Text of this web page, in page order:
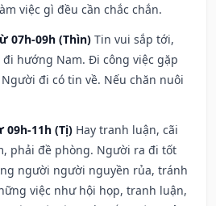
việc gì đều cần chắc chắn.
07h-09h (Thìn) Tin vui sắp tới,
hướng Nam. Đi công việc gặp
đi có tin về. Nếu chăn nuôi
09h-11h (Tị) Hay tranh luận, cãi
phải đề phòng. Người ra đi tốt
người người nguyền rủa, tránh
việc như hội họp, tranh luận,